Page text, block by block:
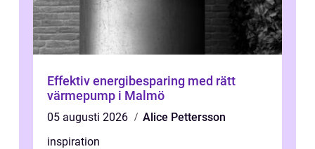
Effektiv energibesparing med rätt
värmepump i Malmö
05 augusti 2026
Alice Pettersson
inspiration